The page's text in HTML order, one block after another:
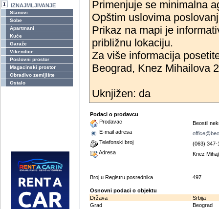
IZNAJMLJIVANJE
Stanovi
Sobe
Apartmani
Kuće
Garaže
Vikendice
Poslovni prostor
Magacinski prostor
Obradivo zemljište
Ostalo
Primenjuje se minimalna
Opštim uslovima
Prikaz na mapi je
približnu lokaciju.
Za više informacija
Beograd, Knez Mihailova
Uknjižen: da
Podaci o prodavcu
Prodavac
Beostil
E-mail adresa
Telefonski broj
(063) 347-
Adresa
Knez
Broj u Registru posrednika 497
Osnovni podaci o objektu
Država
Srbija
Grad
Beograd